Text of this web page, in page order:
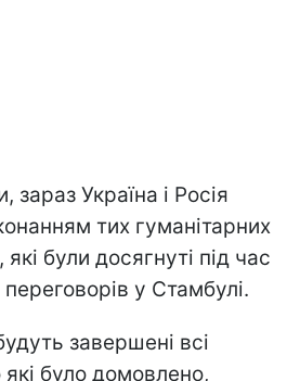
зараз Україна і Росія
тих гуманітарних
були досягнуті під час
у Стамбулі.
завершені всі
було домовлено,